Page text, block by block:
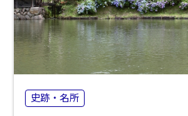
史跡・名所